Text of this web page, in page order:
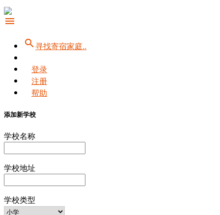
menu
search寻找寄宿家庭..
登录
注册
帮助
添加新学校
学校名称
学校地址
学校类型